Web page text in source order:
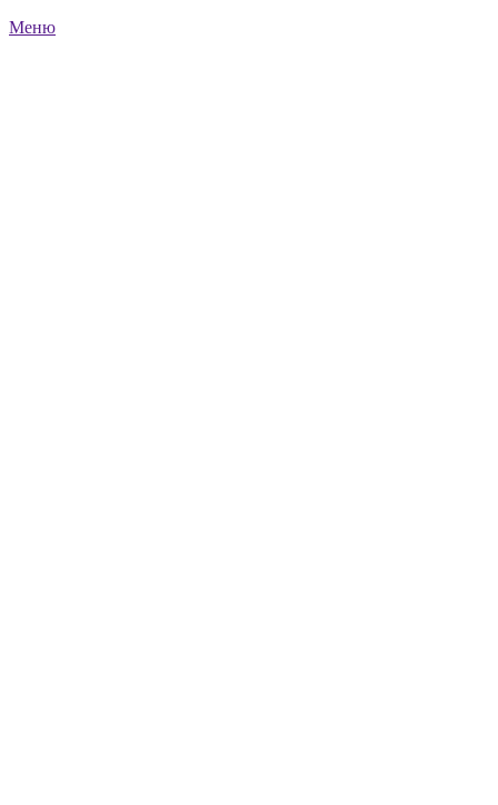
Меню